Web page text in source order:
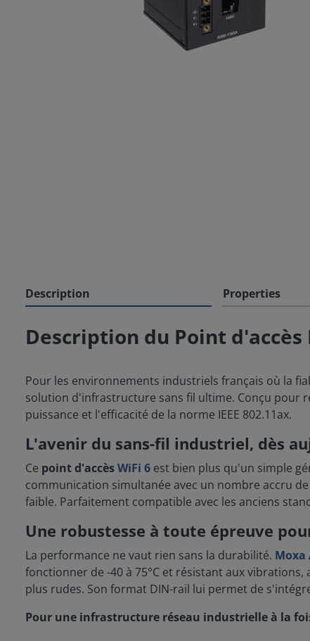
Description Properties
Description du Point d'accès
Pour les environnements industriels français où la
solution d'infrastructure sans fil ultime. Conçu pour
puissance et l'efficacité de la norme IEEE 802.11ax.
L'avenir du sans-fil industriel, dès
Ce point d'accèsWiFi 6 est bien plus qu'un simple
communication simultanée avec un nombre accru
faible. Parfaitement compatible avec les anciens
Une robustesse à toute épreuve
La performance ne vaut rien sans la durabilité. Moxa
fonctionner de -40 à 75°C et résistant aux
plus rudes. Son format DIN-rail lui permet de
Pour une infrastructure réseau industrielle à la